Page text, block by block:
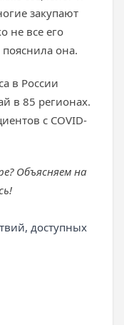
закупают
не все его
она.
в России
в 85 регионах.
с COVID-
Объясняем на
доступных